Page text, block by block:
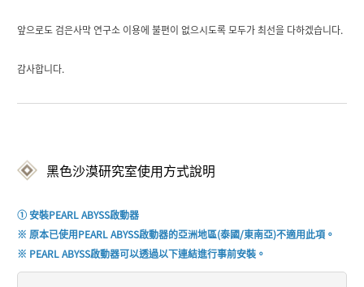
앞으로도 검은사막 연구소 이용에 불편이 없으시도록 모두가 최선을 다하겠습니다.
감사합니다.
黑色沙漠研究室使用方式說明
① 安裝PEARL ABYSS啟動器
※ 原本已使用PEARL ABYSS啟動器的亞洲地區(泰國/東南亞)不適用此項。
※ PEARL ABYSS啟動器可以透過以下連結進行事前安裝 。